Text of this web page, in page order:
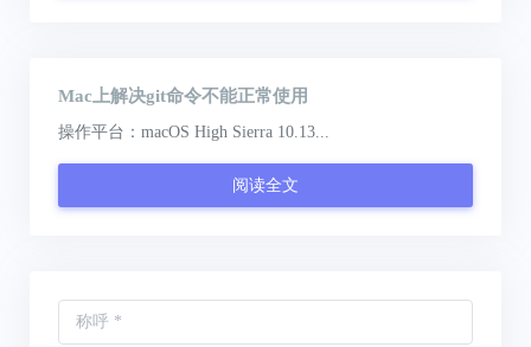
Mac上解决git命令不能正常使用
操作平台：macOS High Sierra 10.13...
阅读全文